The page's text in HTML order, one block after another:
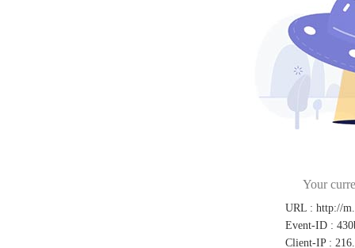
Your
URL : http://
Event-ID :
Client-IP :